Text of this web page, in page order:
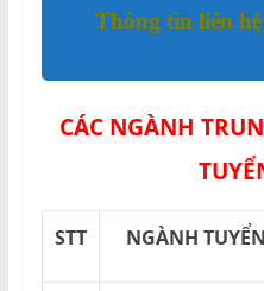
Thông tin liên
CÁC NGÀNH
STT NGÀNH